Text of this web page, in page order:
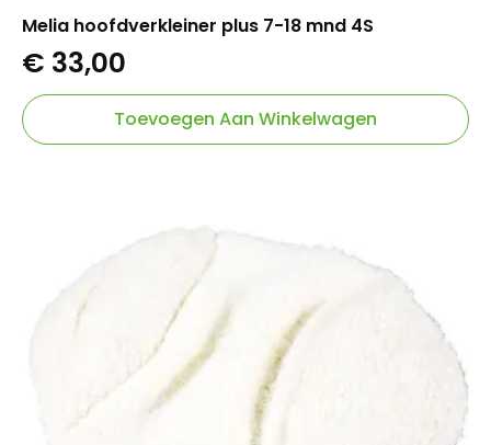
Melia hoofdverkleiner plus 7-18 mnd 4S
€ 33,00
Toevoegen Aan Winkelwagen